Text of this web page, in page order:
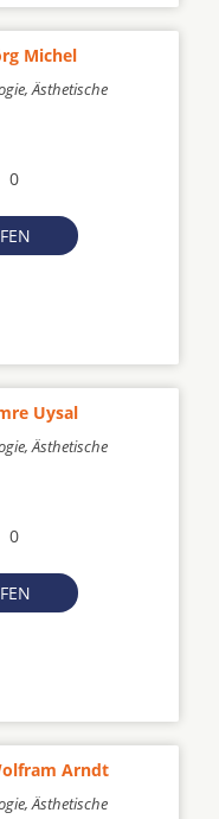
Michel
Ästhetische
0
Uysal
Ästhetische
0
Arndt
Ästhetische